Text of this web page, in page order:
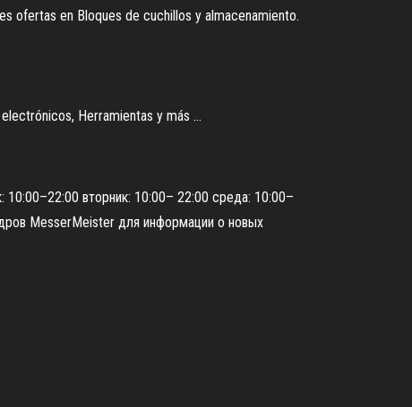
ofertas en Bloques de cuchillos y almacenamiento.
Herramientas y más ...
10:00–22:00 вторник: 10:00– 22:00 среда: 10:00–
MesserMeister для информации о новых